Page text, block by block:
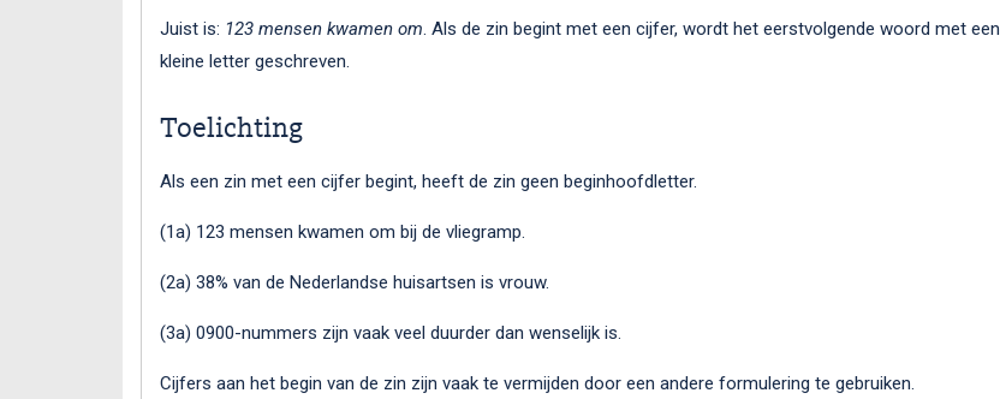
Juist is: 123 mensen kwamen om. Als de zin begint met een cijfer, wordt het eerstvolgende woord met een
kleine letter geschreven.
Toelichting
Als een zin met een cijfer begint, heeft de zin geen beginhoofdletter.
(1a) 123 mensen kwamen om bij de vliegramp.
(2a) 38% van de Nederlandse huisartsen is vrouw.
(3a) 0900-nummers zijn vaak veel duurder dan wenselijk is.
Cijfers aan het begin van de zin zijn vaak te vermijden door een andere formulering te gebruiken.